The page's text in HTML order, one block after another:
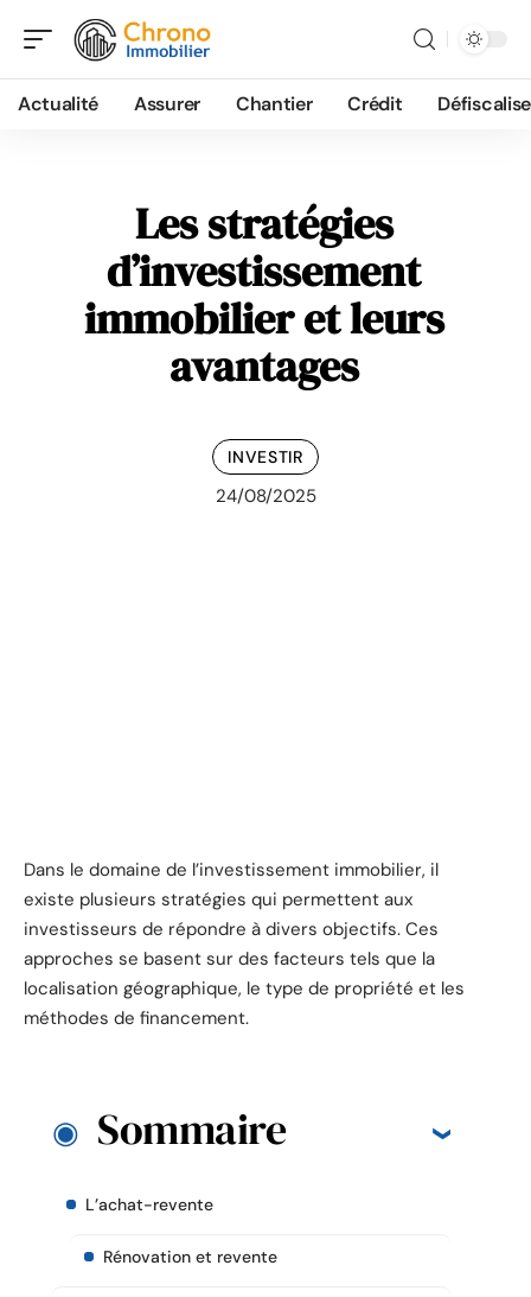
Actualité Assurer Chantier Crédit
Les stratégies
d’investissement
immobilier et leurs
avantages
INVESTIR
24/08/2025
Dans le domaine de l’investissement immobilier, il
existe plusieurs stratégies qui permettent aux
investisseurs de répondre à divers objectifs. Ces
approches se basent sur des facteurs tels que la
localisation géographique, le type de propriété et les
méthodes de financement.
Sommaire
L’achat-revente
Rénovation et revente